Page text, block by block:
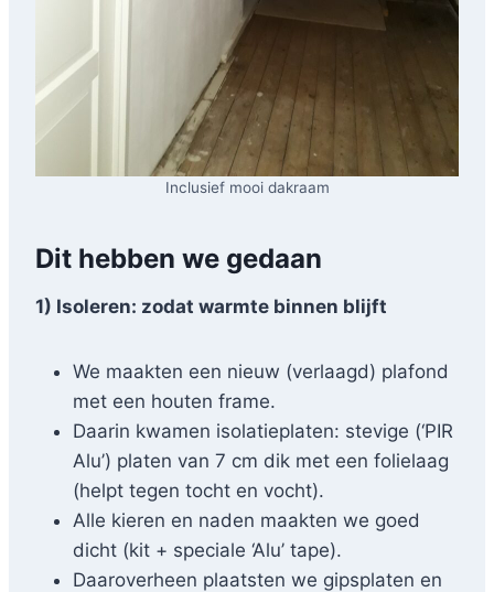
Inclusief mooi dakraam
Dit hebben we gedaan
1) Isoleren: zodat warmte binnen blijft
We maakten een nieuw (verlaagd) plafond
met een houten frame.
Daarin kwamen isolatieplaten: stevige (‘PIR
Alu’) platen van 7 cm dik met een folielaag
(helpt tegen tocht en vocht).
Alle kieren en naden maakten we goed
dicht (kit + speciale ‘Alu’ tape).
Daaroverheen plaatsten we gipsplaten en